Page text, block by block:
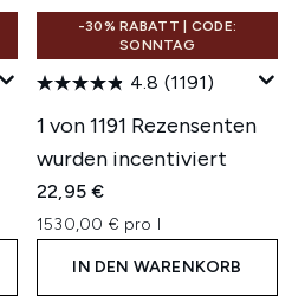
-30% RABATT | CODE:
SONNTAG
4.8 (1191)
1 von 1191 Rezensenten
wurden incentiviert
22,95 €
1530,00 € pro l
IN DEN WARENKORB